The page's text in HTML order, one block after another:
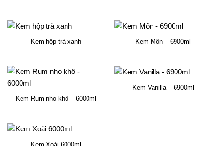
Kem hộp trà xanh Kem Môn – 6900ml
Kem Rum nho khô – 6000ml
Kem Vanilla – 6900ml
Kem Xoài 6000ml